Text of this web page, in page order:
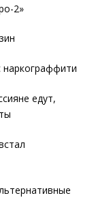
2»
едут,